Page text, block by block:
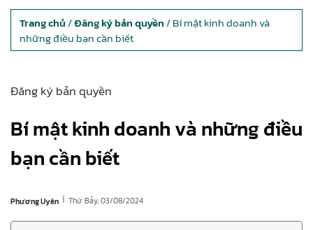
Trang chủ /Đăng ký bản quyền / Bí mật kinh doanh và
những điều bạn cần biết
Đăng ký bản quyền
Bí mật kinh doanh và những điều
bạn cần biết
Phương Uyên | Thứ Bảy, 03/08/2024